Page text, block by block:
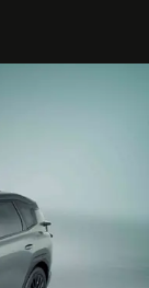
pari semble